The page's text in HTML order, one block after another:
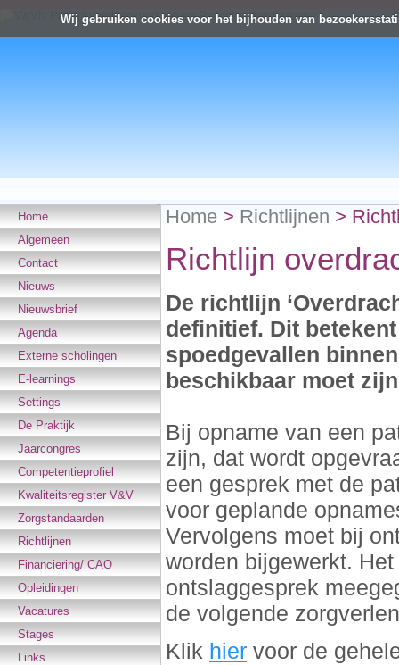
Wij gebruiken cookies voor het bijhouden van
Home
Algemeen
Contact
Nieuws
Nieuwsbrief
Agenda
Externe scholingen
E-learnings
Settings
De Praktijk
Jaarcongres
Competentieprofiel
Kwaliteitsregister V&V
Zorgstandaarden
Richtlijnen
Financiering/ CAO
Opleidingen
Vacatures
Stages
Links
Home > Richtlijnen >
Richtlijn
De richtlijn
definitief. Dit
spoedgevallen
beschikbaar moet
Bij opname van een
zijn, dat wordt
een gesprek met de
voor geplande
Vervolgens moet bij
worden bijgewerkt.
ontslaggesprek
de volgende
Klik hier voor de